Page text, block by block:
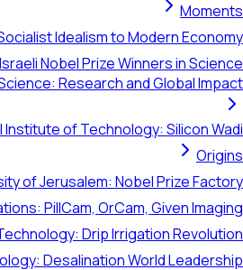
Moments
Idealism to Modern Economy
Israeli Nobel Prize Winners in Science
Research and Global Impact
of Technology: Silicon Wadi
Origins
of Jerusalem: Nobel Prize Factory
PillCam, OrCam, Given Imaging
Drip Irrigation Revolution
Desalination World Leadership